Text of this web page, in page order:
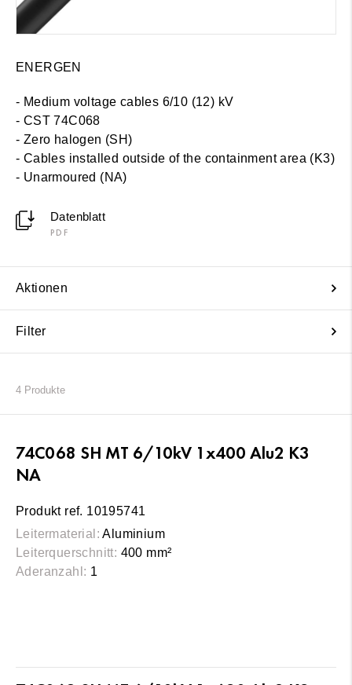
ENERGEN
- Medium voltage cables 6/10 (12) kV
- CST 74C068
- Zero halogen (SH)
- Cables installed outside of the containment area (K3)
- Unarmoured (NA)
Datenblatt
PDF
Aktionen
Filter
4 Produkte
74C068 SH MT 6/10kV 1x400 Alu2 K3
NA
Produkt ref. 10195741
Leitermaterial: Aluminium
Leiterquerschnitt: 400 mm²
Aderanzahl: 1